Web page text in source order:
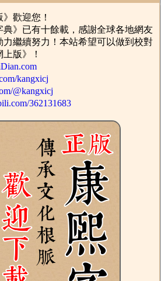
歡迎您！
》已有十餘載，感謝全球各地網友
力繼續努力！本站希望可以做到校對
版》！
kangxicj
@kangxicj
362131683